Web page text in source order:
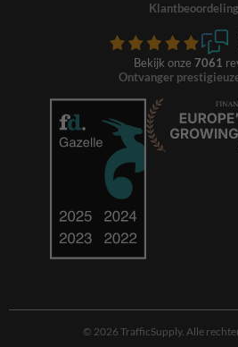
Bekijk onze 7061
Ontvanger
© 2026 TrafficSupply. Alle